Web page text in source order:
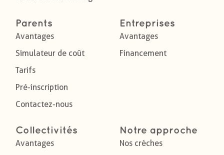
Parents
Avantages
Simulateur de coût
Tarifs
Pré-inscription
Contactez-nous
Entreprises
Avantages
Financement
Collectivités
Avantages
Notre approche
Nos crèches